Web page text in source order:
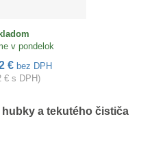
v pondelok
€ bez DPH
€ s DPH)
a tekutého čističa